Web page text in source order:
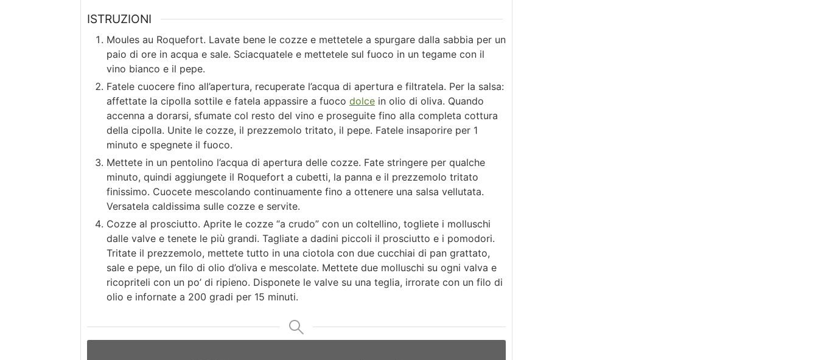
ISTRUZIONI
Moules au Roquefort. Lavate bene le cozze e mettetele a spurgare dalla sabbia per un
paio di ore in acqua e sale. Sciacquatele e mettetele sul fuoco in un tegame con il
vino bianco e il pepe.
Fatele cuocere fino all’apertura, recuperate l’acqua di apertura e filtratela. Per la salsa:
affettate la cipolla sottile e fatela appassire a fuoco dolce in olio di oliva. Quando
accenna a dorarsi, sfumate col resto del vino e proseguite fino alla completa cottura
della cipolla. Unite le cozze, il prezzemolo tritato, il pepe. Fatele insaporire per 1
minuto e spegnete il fuoco.
Mettete in un pentolino l’acqua di apertura delle cozze. Fate stringere per qualche
minuto, quindi aggiungete il Roquefort a cubetti, la panna e il prezzemolo tritato
finissimo. Cuocete mescolando continuamente fino a ottenere una salsa vellutata.
Versatela caldissima sulle cozze e servite.
Cozze al prosciutto. Aprite le cozze “a crudo” con un coltellino, togliete i molluschi
dalle valve e tenete le più grandi. Tagliate a dadini piccoli il prosciutto e i pomodori.
Tritate il prezzemolo, mettete tutto in una ciotola con due cucchiai di pan grattato,
sale e pepe, un filo di olio d’oliva e mescolate. Mettete due molluschi su ogni valva e
ricopriteli con un po’ di ripieno. Disponete le valve su una teglia, irrorate con un filo di
olio e infornate a 200 gradi per 15 minuti.